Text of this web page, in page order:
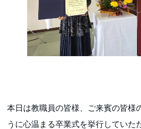
本日は教職員の皆様、ご来賓の皆様
うに心温まる卒業式を挙行していた